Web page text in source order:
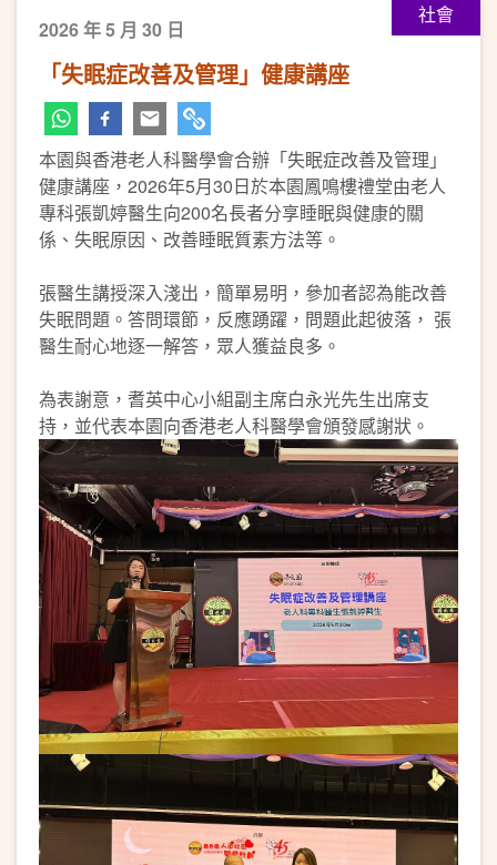
社會
2026 年 5 月 30 日
「失眠症改善及管理」健康講座
本園與香港老人科醫學會合辦「失眠症改善及管理」
健康講座，2026年5月30日於本園鳳鳴樓禮堂由老人
專科張凱婷醫生向200名長者分享睡眠與健康的關
係、失眠原因、改善睡眠質素方法等。
張醫生講授深入淺出，簡單易明，參加者認為能改善
失眠問題。答問環節，反應踴躍，問題此起彼落， 張
醫生耐心地逐一解答，眾人獲益良多。
為表謝意，耆英中心小組副主席白永光先生出席支
持，並代表本園向香港老人科醫學會頒發感謝狀。